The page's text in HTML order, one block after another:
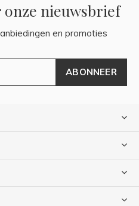
onze nieuwsbrief
en promoties
ABONNEER